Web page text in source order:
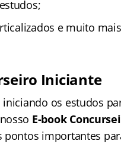
e muito
Iniciante
iniciando os estudos
E-book
pontos importantes